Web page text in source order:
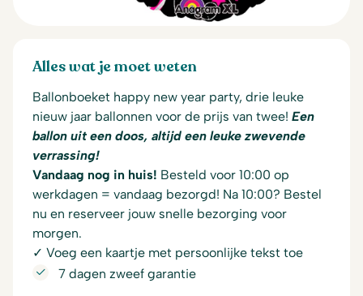
Alles wat je moet weten
Ballonboeket happy new year party, drie leuke
nieuw jaar ballonnen voor de prijs van twee! Een
ballon uit een doos, altijd een leuke zwevende
verrassing!
Vandaag nog in huis! Besteld voor 10:00 op
werkdagen = vandaag bezorgd! Na 10:00? Bestel
nu en reserveer jouw snelle bezorging voor
morgen.
✓ Voeg een kaartje met persoonlijke tekst toe
7 dagen zweef garantie